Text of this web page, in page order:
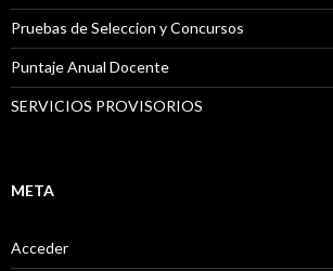
Pruebas de Seleccion y Concursos
Puntaje Anual Docente
SERVICIOS PROVISORIOS
META
Acceder